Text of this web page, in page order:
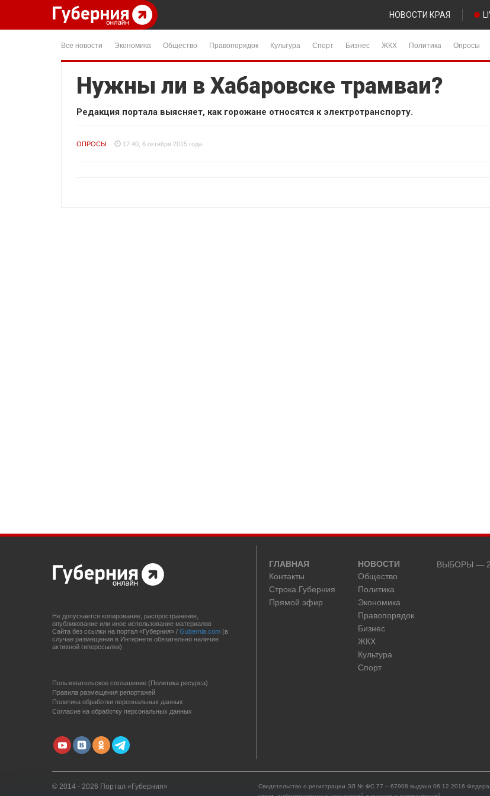
НОВОСТИ КРАЯ
Все новости Экономика Общество Правопорядок Культура Спорт Бизнес ЖКХ Политика Опросы
Нужны ли в Хабаровске трамваи?
Редакция портала выясняет, как горожане относятся к электротранспорту.
ОПРОСЫ 17:40, 6 октября 2015 года
Не допускается копирование, распространение,
опубликование или иное использование материалов
Сайта без ссылки на портал «Губерния» / Gubernia.com (в
случае размещения в Интернете обязательно наличие
активной гиперссылки)
Пользовательское соглашение (Политика ресурса)
Правила размещения репортажей
Политика обработки персональных данных
Согласие на обработку персональных данных
ГЛАВНАЯ
Контакты
Строка.Губерния
Прямой эфир
НОВОСТИ
Общество
Политика
Экономика
Правопорядок
Бизнес
ЖКХ
Культура
Спорт
ВЫБОРЫ —
© 2014 - 2026 Портал «Губерния»
Свидетельство о регистрации ЭЛ № ФС 77 – 67908 выдано 06.12.2016